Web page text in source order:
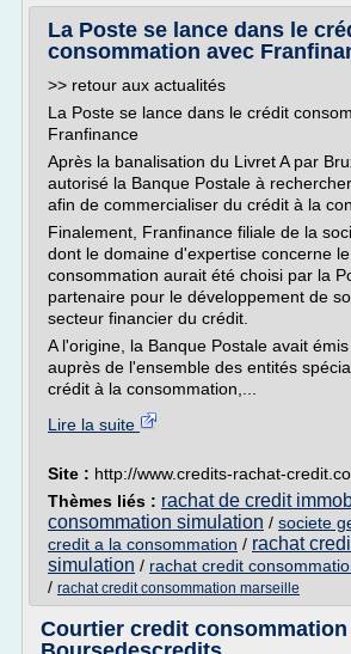
La Poste se lance dans le
consommation avec
>> retour aux actualités
La Poste se lance dans le crédit
Franfinance
Après la banalisation du Livret A par
autorisé la Banque Postale à
afin de commercialiser du crédit à la
Finalement, Franfinance filiale de la
dont le domaine d'expertise concerne
consommation aurait été choisi par la
partenaire pour le développement de
secteur financier du crédit.
A l'origine, la Banque Postale avait
auprès de l'ensemble des entités
crédit à la consommation,...
Lire la suite
Site : http://www.credits-rachat-
Thèmes liés : rachat de credit
consommation simulation / societe
credit a la consommation / rachat
simulation / rachat credit
/ rachat credit consommation marseille
Courtier credit consommation